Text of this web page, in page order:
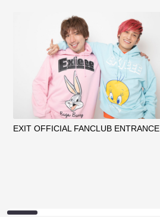
EXIT OFFICIAL FANCLUB ENTRANCE